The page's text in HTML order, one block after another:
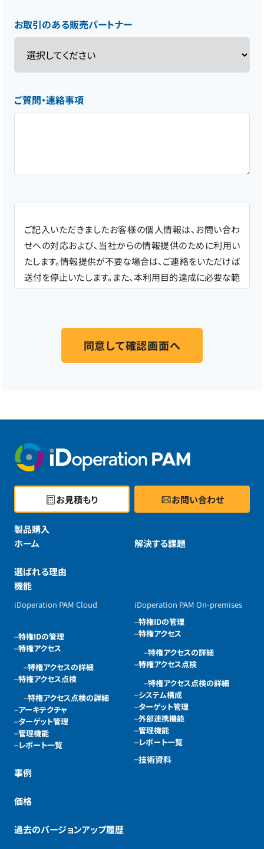
お取引のある販売パートナー
ご質問・連絡事項
ご記入いただきましたお客様の個人情報は、お問い合わ
せへの対応および、当社からの情報提供のために利用い
たします。情報提供が不要な場合は、ご連絡をいただけば
送付を停止いたします。また、本利用目的達成に必要な範
囲で、フォームにご入力いただいたお客様の個人情報を
取り扱いに関しましては、NTTテクノクロス株式会社の
理システムにより運用されています。
お見積もり お問い合わせ
製品購入
ホーム
解決する課題
選ばれる理由
機能
iDoperation PAM Cloud
特権IDの管理
特権アクセス
特権アクセスの詳細
特権アクセス点検
特権アクセス点検の詳細
アーキテクチャ
ターゲット管理
管理機能
レポート一覧
iDoperation PAM On-premises
特権IDの管理
特権アクセス
特権アクセスの詳細
特権アクセス点検
特権アクセス点検の詳細
システム構成
ターゲット管理
外部連携機能
管理機能
レポート一覧
技術資料
事例
価格
過去のバージョンアップ履歴